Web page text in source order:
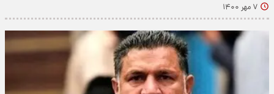
۷ مهر ۱۴۰۰